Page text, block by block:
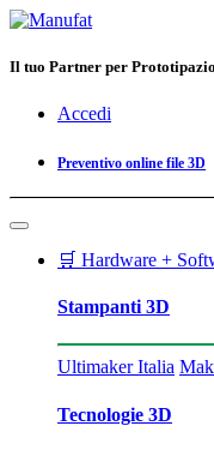
Il tuo Partner per
Accedi
Preventivo online file 3D
🛒 Hardware +
Stampanti 3D
Ultimaker Italia
Tecnologie 3D